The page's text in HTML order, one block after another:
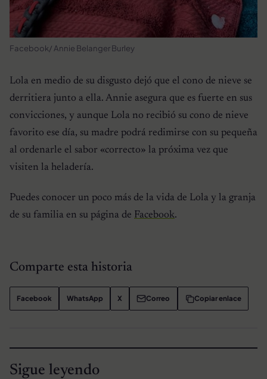
Facebook/ Annie Belanger Burley
Lola en medio de su disgusto dejó que el cono de nieve se
derritiera junto a ella. Annie asegura que es fuerte en sus
convicciones, y aunque Lola no recibió su cono de nieve
favorito ese día, su madre podrá redimirse con su pequeña
al ordenarle el sabor «correcto» la próxima vez que
visiten la heladería.
Puedes conocer un poco más de la vida de Lola y la granja
de su familia en su página de Facebook.
Comparte esta historia
Facebook WhatsApp X Correo Copiar enlace
Sigue leyendo